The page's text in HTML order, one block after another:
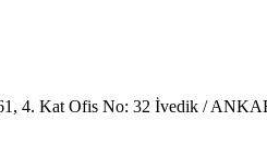
4. Kat Ofis No: 32 İvedik /